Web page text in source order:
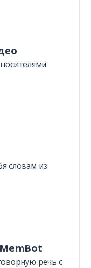
словам из
речь с